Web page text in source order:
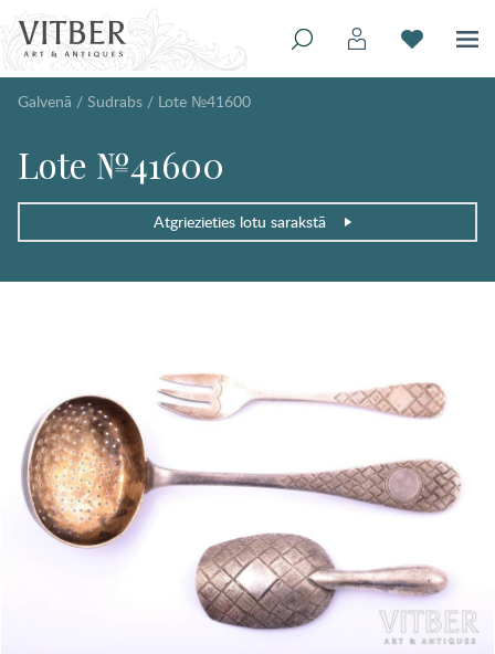
Galvenā / Sudrabs / Lote №41600
Lote №41600
Atgriezieties lotu sarakstā